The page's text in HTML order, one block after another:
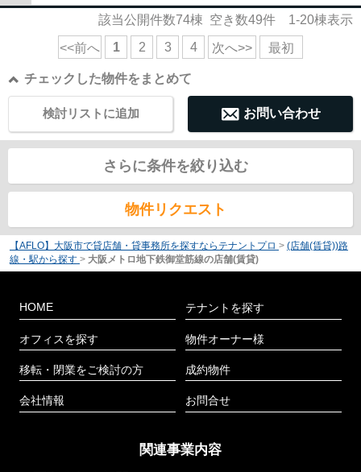
該当公開件数74棟 空き数49件 1-20棟表示
<<前へ 1 2 3 4 次へ>> 最初
チェックした物件をまとめて
お問い合わせ
検討リストに追加
さらに条件を絞り込む
物件リクエスト
【AFLO】大阪市で貸店舗・貸事務所を探すならテナントプロ > (店舗(賃貸))路
線・駅から探す > 大阪メトロ地下鉄御堂筋線の店舗(賃貸)
HOME
オフィスを探す
移転・閉業をご検討の方
会社情報
テナントを探す
物件オーナー様
成約物件
お問合せ
関連事業内容